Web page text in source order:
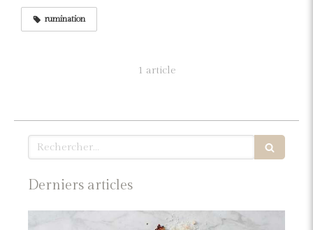
rumination
1 article
Rechercher
Derniers articles